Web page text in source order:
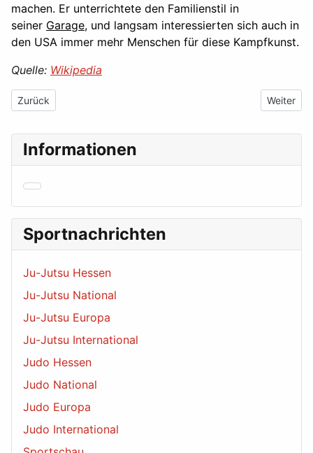
Informationen
Sportnachrichten
Ju-Jutsu Hessen
Ju-Jutsu National
Ju-Jutsu Europa
Ju-Jutsu International
Judo Hessen
Judo National
Judo Europa
Judo International
machen. Er unterrichtete den Familienstil in
seiner Garage, und langsam interessierten sich auch in
den USA immer mehr Menschen für diese Kampfkunst.
Quelle: Wikipedia
Vorheriger Beitrag: Belegung BudoArena - Dojo I & Dojo II
Zurück Nächster
Weiter